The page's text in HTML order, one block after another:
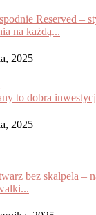
Reserved –
na każdą...
2025
to dobra
2025
bez skalpela –